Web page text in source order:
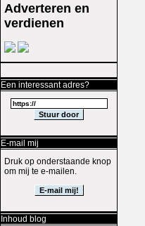
Adverteren en
verdienen
Een interessant adres?
E-mail mij
Druk op onderstaande knop
om mij te e-mailen.
Inhoud blog